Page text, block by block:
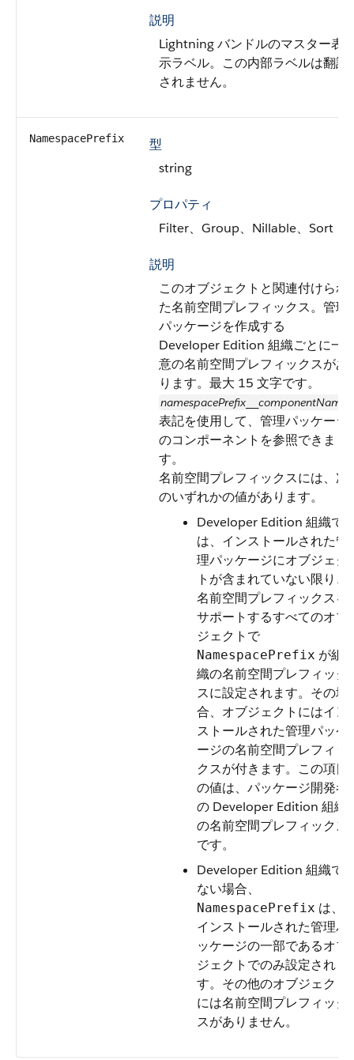
説明
Lightning バンドルのマスター表
示ラベル。この内部ラベルは翻訳
されません。
NamespacePrefix
型
string
プロパティ
Filter、Group、Nillable、Sort
説明
このオブジェクトと関連付けられ
た名前空間プレフィックス。管理
パッケージを作成する
Developer Edition 組織ごとに一
意の名前空間プレフィックスがあ
ります。最大 15 文字です。
namespacePrefix componentName
表記を使用して、管理パッケージ
のコンポーネントを参照できま
す。
名前空間プレフィックスには、次
のいずれかの値があります。
Developer Edition 組織で
は、インストールされた管
理パッケージにオブジェク
トが含まれていない限り、
名前空間プレフィックスを
サポートするすべてのオブ
ジェクトで
NamespacePrefix が組
織の名前空間プレフィック
スに設定されます。その場
合、オブジェクトにはイン
ストールされた管理パッケ
ージの名前空間プレフィッ
クスが付きます。この項目
の値は、パッケージ開発者
の Developer Edition 組織
の名前空間プレフィックス
です。
Developer Edition 組織で
ない場合、
NamespacePrefix は、
インストールされた管理パ
ッケージの一部であるオブ
ジェクトでのみ設定されま
す。その他のオブジェクト
には名前空間プレフィック
スがありません。